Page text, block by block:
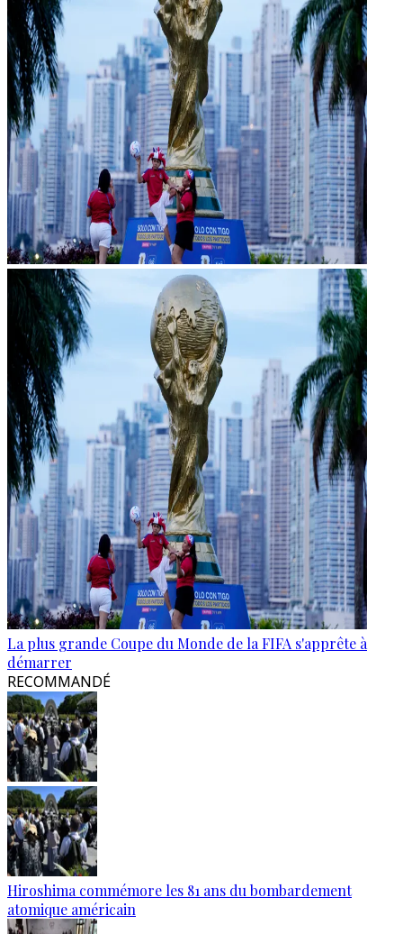
La plus grande Coupe du Monde de la FIFA s'apprête à
démarrer
RECOMMANDÉ
Hiroshima commémore les 81 ans du bombardement
atomique américain